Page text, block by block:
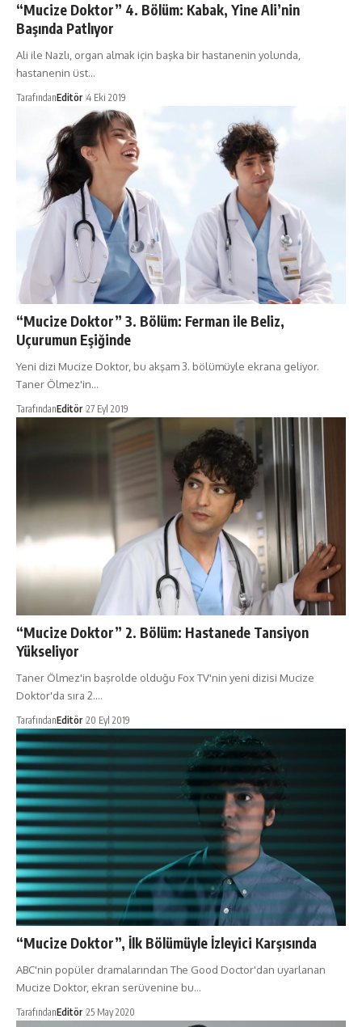
“Mucize Doktor” 4. Bölüm: Kabak, Yine Ali’nin
Başında Patlıyor
Ali ile Nazlı, organ almak için başka bir hastanenin yolunda,
hastanenin üst…
TarafındanEditör 4 Eki 2019
“Mucize Doktor” 3. Bölüm: Ferman ile Beliz,
Uçurumun Eşiğinde
Yeni dizi Mucize Doktor, bu akşam 3. bölümüyle ekrana geliyor.
Taner Ölmez'in…
TarafındanEditör 27 Eyl 2019
“Mucize Doktor” 2. Bölüm: Hastanede Tansiyon
Yükseliyor
Taner Ölmez'in başrolde olduğu Fox TV'nin yeni dizisi Mucize
Doktor'da sıra 2.…
TarafındanEditör 20 Eyl 2019
“Mucize Doktor”, İlk Bölümüyle İzleyici Karşısında
ABC'nin popüler dramalarından The Good Doctor'dan uyarlanan
Mucize Doktor, ekran serüvenine bu…
TarafındanEditör 25 May 2020